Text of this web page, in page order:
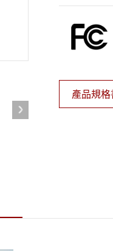
邊緣運算人工智慧工
邊緣運算人工智慧嵌
產品規格